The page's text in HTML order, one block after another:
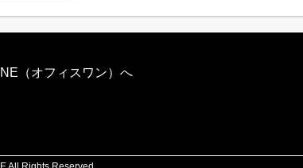
（オフィスワン）へ